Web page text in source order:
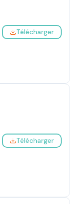
Télécharger
Télécharger